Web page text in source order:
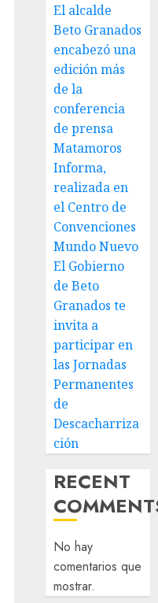
El alcalde
Beto Granados
encabezó una
edición más
de la
conferencia
de prensa
Matamoros
Informa,
realizada en
el Centro de
Convenciones
Mundo Nuevo
El Gobierno
de Beto
Granados te
invita a
participar en
las Jornadas
Permanentes
de
Descacharriza
ción
RECENT
No hay
comentarios que
mostrar.